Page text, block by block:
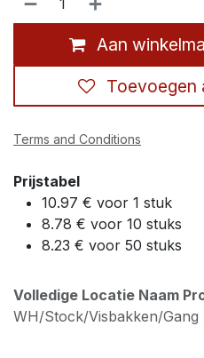
Aan
Toevoegen
Terms and Conditions
Prijstabel
10.97 € voor 1 stuk
8.78 € voor 10 stuks
8.23 € voor 50 stuks
Volledige Locatie Naam
WH/Stock/Visbakken/Gang